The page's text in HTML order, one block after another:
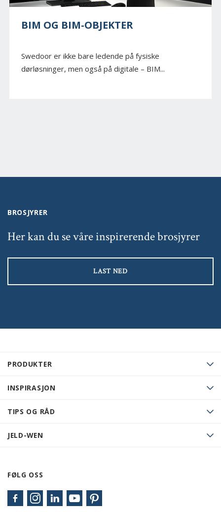
BIM OG BIM-OBJEKTER
Swedoor er ikke bare ledende på fysiske
dørløsninger, men også på digitale – BIM...
PRODUKTER
INSPIRASJON
TIPS OG RÅD
JELD-WEN
FØLG OSS
BROSJYRER
Her kan du se våre inspirerende brosjyrer
LAST NED